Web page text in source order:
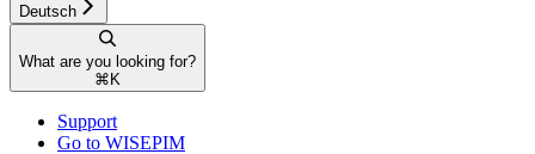
Deutsch
What are you looking for?
⌘ K
Support
Go to WISEPIM